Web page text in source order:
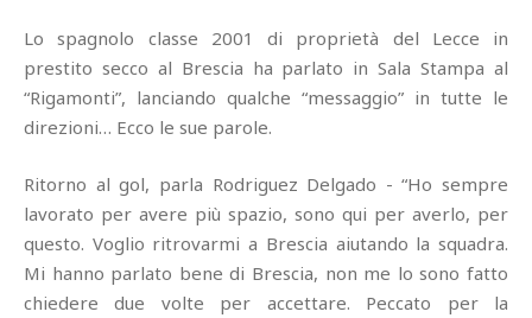
Lo spagnolo classe 2001 di proprietà del Lecce in
prestito secco al Brescia ha parlato in Sala Stampa al
“Rigamonti”, lanciando qualche “messaggio” in tutte le
direzioni… Ecco le sue parole.
Ritorno al gol, parla Rodriguez Delgado - “Ho sempre
lavorato per avere più spazio, sono qui per averlo, per
questo. Voglio ritrovarmi a Brescia aiutando la squadra.
Mi hanno parlato bene di Brescia, non me lo sono fatto
chiedere due volte per accettare. Peccato per la